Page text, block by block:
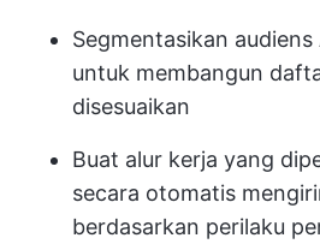
Segmentasikan audiens
untuk membangun
disesuaikan
Buat alur kerja yang
secara otomatis
berdasarkan perilaku